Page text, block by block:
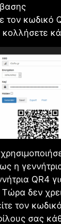
τον κωδικό
κολλήσετε
η
QR4
δεν
τον
σας